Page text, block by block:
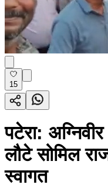
15
पटेरा:
लौटे सोमिल
स्वागत